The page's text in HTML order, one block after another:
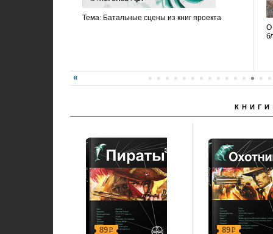
Тема: Батальные сцены из книг проекта
О
КНИГИ
89р 89р